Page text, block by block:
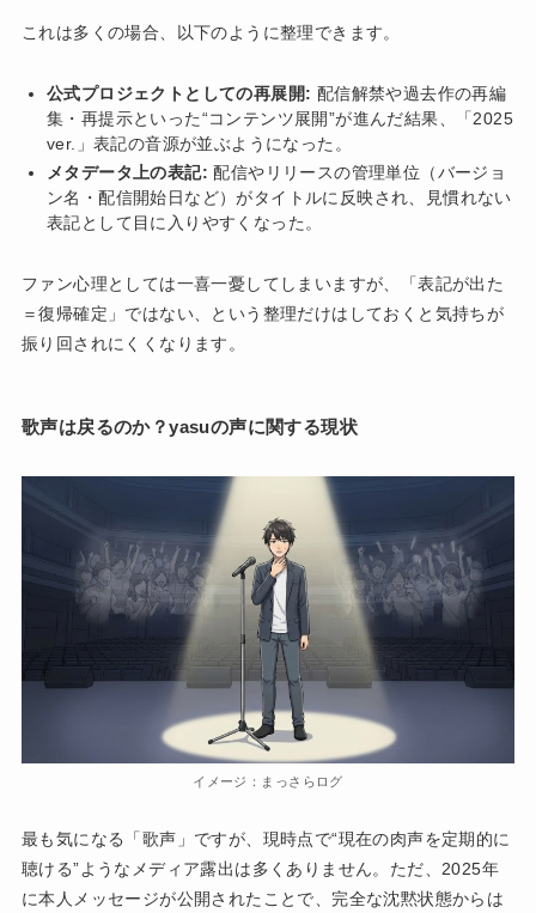
これは多くの場合、以下のように整理できます。
公式プロジェクトとしての再展開: 配信解禁や過去作の再編
集・再提示といった“コンテンツ展開”が進んだ結果、「2025
ver.」表記の音源が並ぶようになった。
メタデータ上の表記: 配信やリリースの管理単位（バージョ
ン名・配信開始日など）がタイトルに反映され、見慣れない
表記として目に入りやすくなった。
ファン心理としては一喜一憂してしまいますが、「表記が出た
＝復帰確定」ではない、という整理だけはしておくと気持ちが
振り回されにくくなります。
歌声は戻るのか？yasuの声に関する現状
イメージ：まっさらログ
最も気になる「歌声」ですが、現時点で“現在の肉声を定期的に
聴ける”ようなメディア露出は多くありません。ただ、2025年
に本人メッセージが公開されたことで、完全な沈黙状態からは